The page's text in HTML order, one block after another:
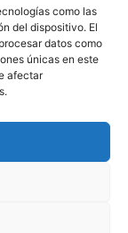
como las
del dispositivo. El
datos como
únicas en este
afectar